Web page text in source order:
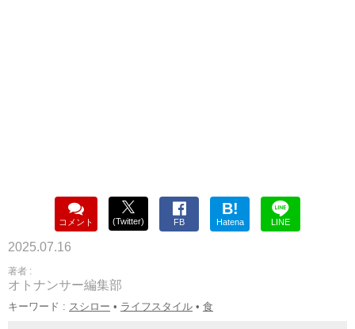
コメント (Twitter) FB
B!
Hatena LINE
2025.07.16
著者 :
オトナンサー編集部
キーワード : スシロー • ライフスタイル • 食